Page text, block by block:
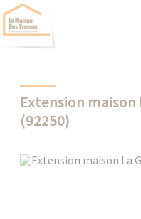
Extension
(92250)